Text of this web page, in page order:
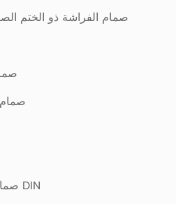
صمام الفراشة ذو الختم
DIN صمام الكرة الأرضية المختوم